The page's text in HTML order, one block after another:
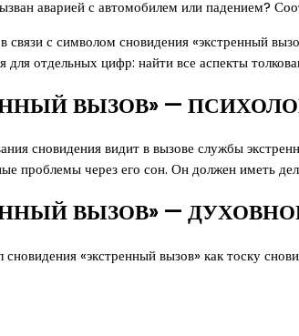
аварией с автомобилем или падением?
с символом сновидения «экстренный
для отдельных цифр: найти все аспекты
ВЫЗОВ» —
сновидения видит в вызове службы
проблемы через его сон. Он должен иметь
ВЫЗОВ» —
«экстренный вызов» как тоску